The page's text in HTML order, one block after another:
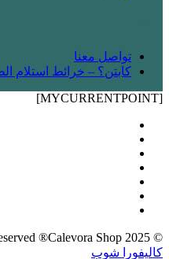
تواصل معنا
كابتن؟ – خرائط استلام
[MYCURRENTPOINT]
© 2025 All rights reserved ®Calevora Shop كاليفورا شوب
كاليفورا شوب